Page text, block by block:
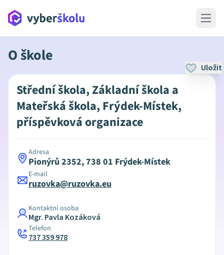
Open
O škole
Uložit
Střední škola, Základní škola a
Mateřská škola, Frýdek-Místek,
příspěvková organizace
Adresa
Pionýrů 2352, 738 01 Frýdek-Místek
E-mail
ruzovka@ruzovka.eu
Kontaktní osoba
Mgr. Pavla Kozáková
Telefon
737 359 978